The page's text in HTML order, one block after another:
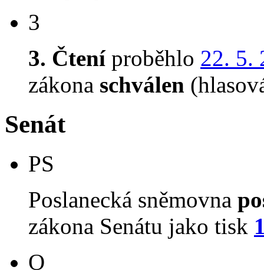
3
3. Čteníproběhlo 22. 5.
zákona schválen
Senát
PS
Poslanecká sněmovna
zákona Senátu jako tisk
O